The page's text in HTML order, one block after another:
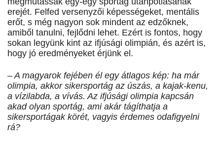
erejét. Felfed versenyzői képességeket, mentális
erőt, s még nagyon sok mindent az edzőknek,
amiből tanulni, fejlődni lehet. Ezért is fontos, hogy
sokan legyünk kint az ifjúsági olimpián, és azért is,
hogy jó eredményeket érjünk el.
– A magyarok fejében él egy átlagos kép: ha már
olimpia, akkor sikersportág az úszás, a kajak-kenu,
a vízilabda, a vívás. Az ifjúsági olimpia kapcsán
akad olyan sportág, ami akár tágíthatja a
sikersportágak körét, vagyis érdemes odafigyelni
rá?